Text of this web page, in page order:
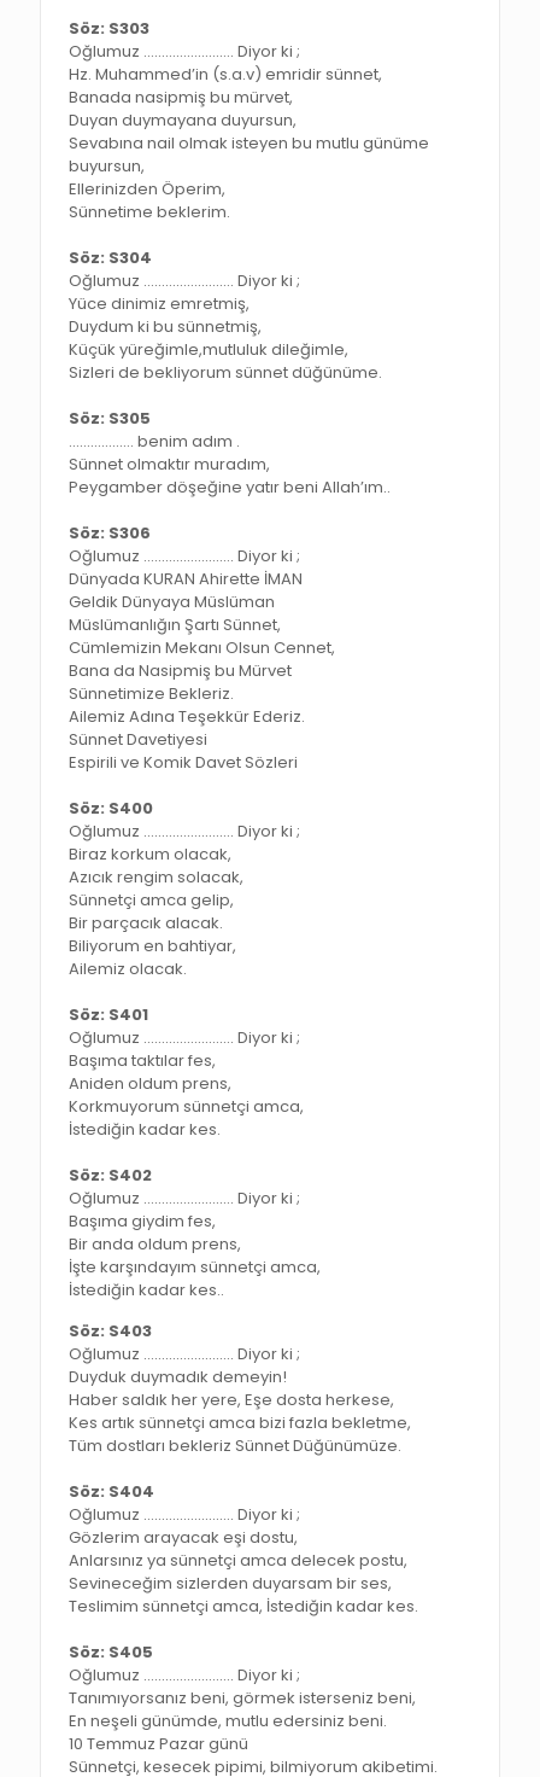
Söz: S303
Oğlumuz ……………………. Diyor ki ;
Hz. Muhammed’in (s.a.v) emridir sünnet,
Banada nasipmiş bu mürvet,
Duyan duymayana duyursun,
Sevabına nail olmak isteyen bu mutlu günüme
buyursun,
Ellerinizden Öperim,
Sünnetime beklerim.
Söz: S304
Oğlumuz ……………………. Diyor ki ;
Yüce dinimiz emretmiş,
Duydum ki bu sünnetmiş,
Küçük yüreğimle,mutluluk dileğimle,
Sizleri de bekliyorum sünnet düğünüme.
Söz: S305
……………… benim adım .
Sünnet olmaktır muradım,
Peygamber döşeğine yatır beni Allah’ım..
Söz: S306
Oğlumuz ……………………. Diyor ki ;
Dünyada KURAN Ahirette İMAN
Geldik Dünyaya Müslüman
Müslümanlığın Şartı Sünnet,
Cümlemizin Mekanı Olsun Cennet,
Bana da Nasipmiş bu Mürvet
Sünnetimize Bekleriz.
Ailemiz Adına Teşekkür Ederiz.
Sünnet Davetiyesi
Espirili ve Komik Davet Sözleri
Söz: S400
Oğlumuz ……………………. Diyor ki ;
Biraz korkum olacak,
Azıcık rengim solacak,
Sünnetçi amca gelip,
Bir parçacık alacak.
Biliyorum en bahtiyar,
Ailemiz olacak.
Söz: S401
Oğlumuz ……………………. Diyor ki ;
Başıma taktılar fes,
Aniden oldum prens,
Korkmuyorum sünnetçi amca,
İstediğin kadar kes.
Söz: S402
Oğlumuz ……………………. Diyor ki ;
Başıma giydim fes,
Bir anda oldum prens,
İşte karşındayım sünnetçi amca,
İstediğin kadar kes..
Söz: S403
Oğlumuz ……………………. Diyor ki ;
Duyduk duymadık demeyin!
Haber saldık her yere, Eşe dosta herkese,
Kes artık sünnetçi amca bizi fazla bekletme,
Tüm dostları bekleriz Sünnet Düğünümüze.
Söz: S404
Oğlumuz ……………………. Diyor ki ;
Gözlerim arayacak eşi dostu,
Anlarsınız ya sünnetçi amca delecek postu,
Sevineceğim sizlerden duyarsam bir ses,
Teslimim sünnetçi amca, İstediğin kadar kes.
Söz: S405
Oğlumuz ……………………. Diyor ki ;
Tanımıyorsanız beni, görmek isterseniz beni,
En neşeli günümde, mutlu edersiniz beni.
10 Temmuz Pazar günü
Sünnetçi, kesecek pipimi, bilmiyorum akibetimi.